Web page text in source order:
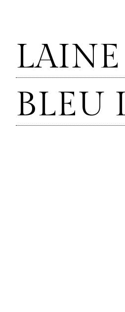
LAINE
BLEU